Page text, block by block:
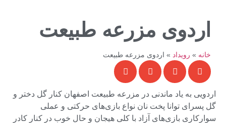
اردوی مزرعه طبیعت
خانه » رویداد » اردوی مزرعه طبیعت
اردویی به یاد ماندنی در مزرعه طبیعت اصفهان کنار گل دختر و
گل پسرای توانا پخت نان نواع بازی‌های حرکتی و عملی
سوارکاری بازی‌های آزاد با کلی هیجان و حال خوب در کنار کادر